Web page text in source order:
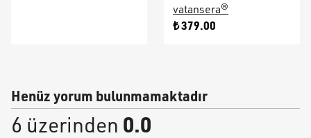
vatansera®
₺ 379.00
Henüz yorum bulunmamaktadır
6 üzerinden 0.0